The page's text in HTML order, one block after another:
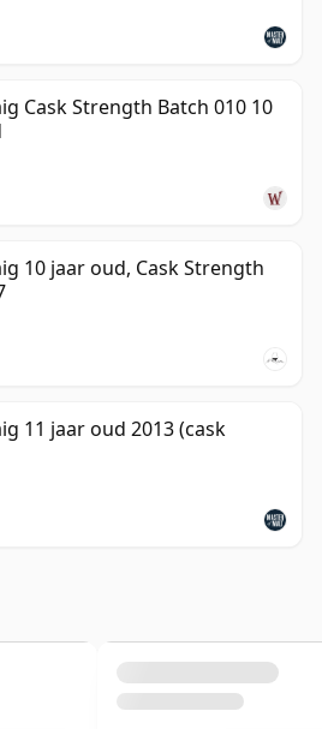
Cask Strength Batch 010 10
10 jaar oud, Cask Strength
11 jaar oud 2013 (cask